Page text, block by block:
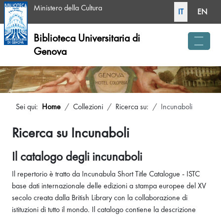
Ministero della Cultura Seleziona la tua
IT EN
Biblioteca Universitaria di
Genova
menu
Sei qui: Home Collezioni Ricerca su: Incunaboli
Ricerca su Incunaboli
Il catalogo degli incunaboli
Il repertorio è tratto da Incunabula Short Title Catalogue - ISTC
base dati internazionale delle edizioni a stampa europee del XV
secolo creata dalla British Library con la collaborazione di
istituzioni di tutto il mondo. Il catalogo contiene la descrizione